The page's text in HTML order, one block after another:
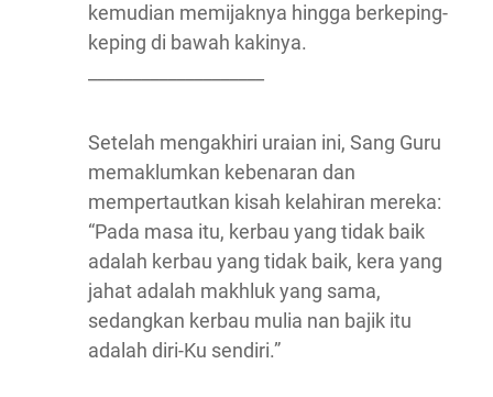
kemudian memijaknya hingga berkeping-
keping di bawah kakinya.
Setelah mengakhiri uraian ini, Sang Guru
memaklumkan kebenaran dan
mempertautkan kisah kelahiran mereka:
“Pada masa itu, kerbau yang tidak baik
adalah kerbau yang tidak baik, kera yang
jahat adalah makhluk yang sama,
sedangkan kerbau mulia nan bajik itu
adalah diri-Ku sendiri.”